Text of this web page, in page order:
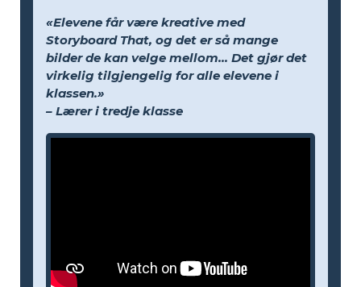
«Elevene får være kreative med
Storyboard That, og det er så mange
bilder de kan velge mellom... Det gjør det
virkelig tilgjengelig for alle elevene i
klassen.»
– Lærer i tredje klasse